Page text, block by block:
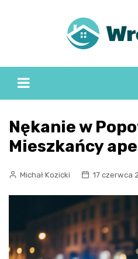
Nękanie w
Mieszkańcy
Michał Kozicki 17 czerwca